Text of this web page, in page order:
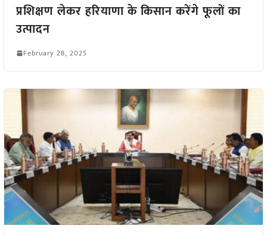
प्रशिक्षण लेकर हरियाणा के किसान करेंगे फूलों का
उत्पादन
February 28, 2025